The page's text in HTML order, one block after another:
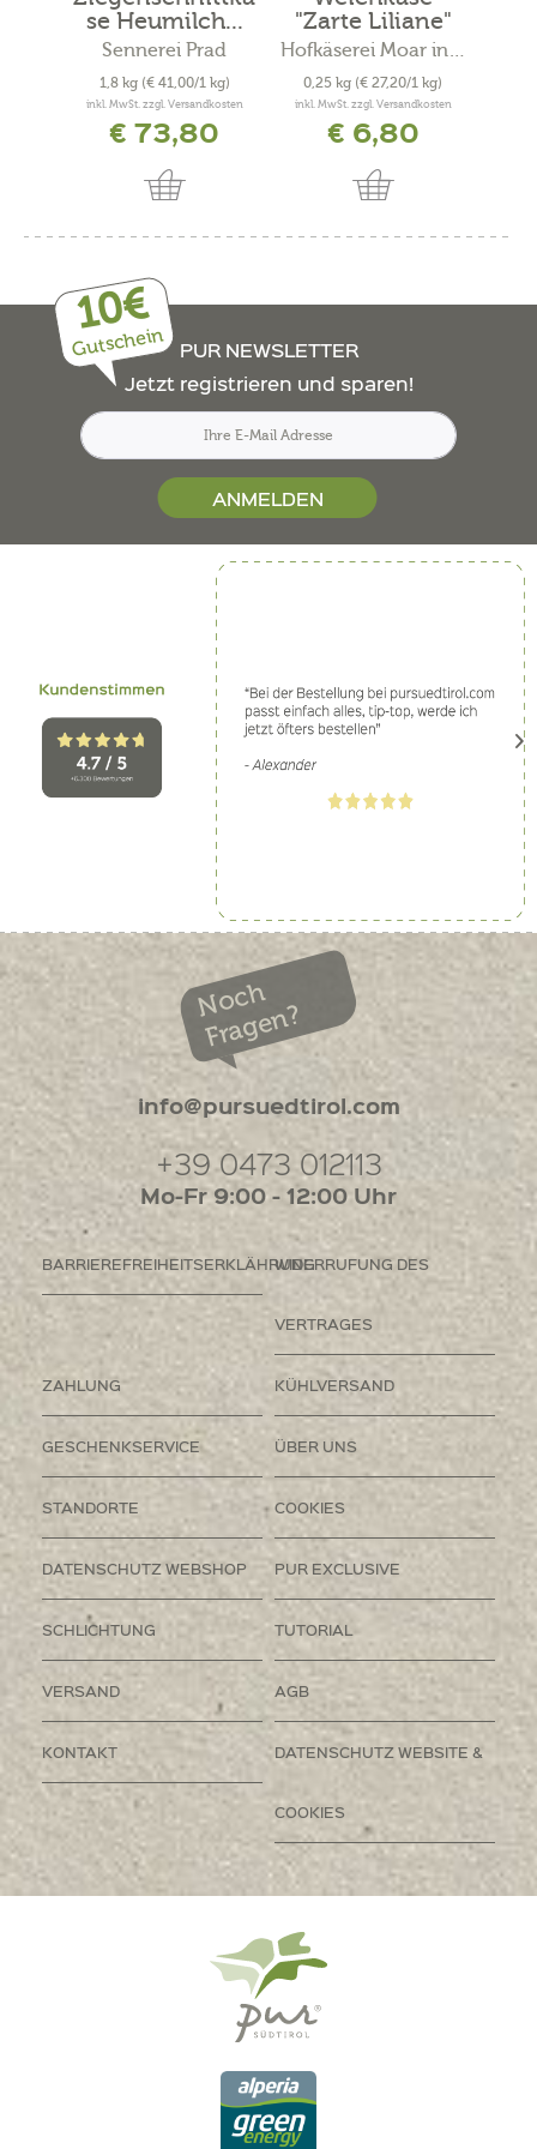
se Heumilch...
Sennerei Prad
1,8 kg (€ 41,00/1 kg)
inkl. MwSt. zzgl. Versandkosten
€ 73,80
"Zarte Liliane"
Hofkäserei Moar in Margen
0,25 kg (€ 27,20/1 kg)
inkl. MwSt. zzgl. Versandkosten
€ 6,80
10€
Gutschein
PUR NEWSLETTER
Jetzt registrieren und sparen!
ANMELDEN
Noch
Fragen?
info@pursuedtirol.com
+39 0473 012113
Mo-Fr 9:00 - 12:00 Uhr
BARRIEREFREIHEITSERKLÄHRUNGWIDERRUFUNG DES
VERTRAGES
ZAHLUNG KÜHLVERSAND
GESCHENKSERVICE ÜBER UNS
STANDORTE COOKIES
DATENSCHUTZ WEBSHOP PUR EXCLUSIVE
SCHLICHTUNG TUTORIAL
VERSAND AGB
KONTAKT DATENSCHUTZ WEBSITE &
COOKIES